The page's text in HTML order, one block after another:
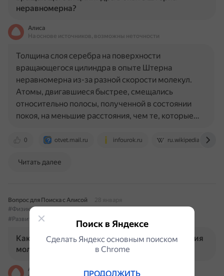
неравномерна?
Алиса
На основе источников, возможны неточности
0 otvet.mail.ru infourok.ru ru.wikipedia.org
Толщина слоя серебра на поверхности
вращающегося цилиндра в опыте Штерна
неравномерна из-за разной скорости молекул.
Атомы, двигавшиеся быстрее, смещались
относительно полосы, полученной в состоянии
покоя, на меньшие расстояния, чем те, которые…
Читать далее
Вопрос для Поиска с Алисой
28 января
#Физика
#РазвитиеФизики
Какое значение имел опыт Штерна для развития
молекулярно-кинетической теории?
Алиса
Поиск в Яндексе
Сделать Яндекс основным поиском
в Сhrome
ПРОДОЛЖИТЬ